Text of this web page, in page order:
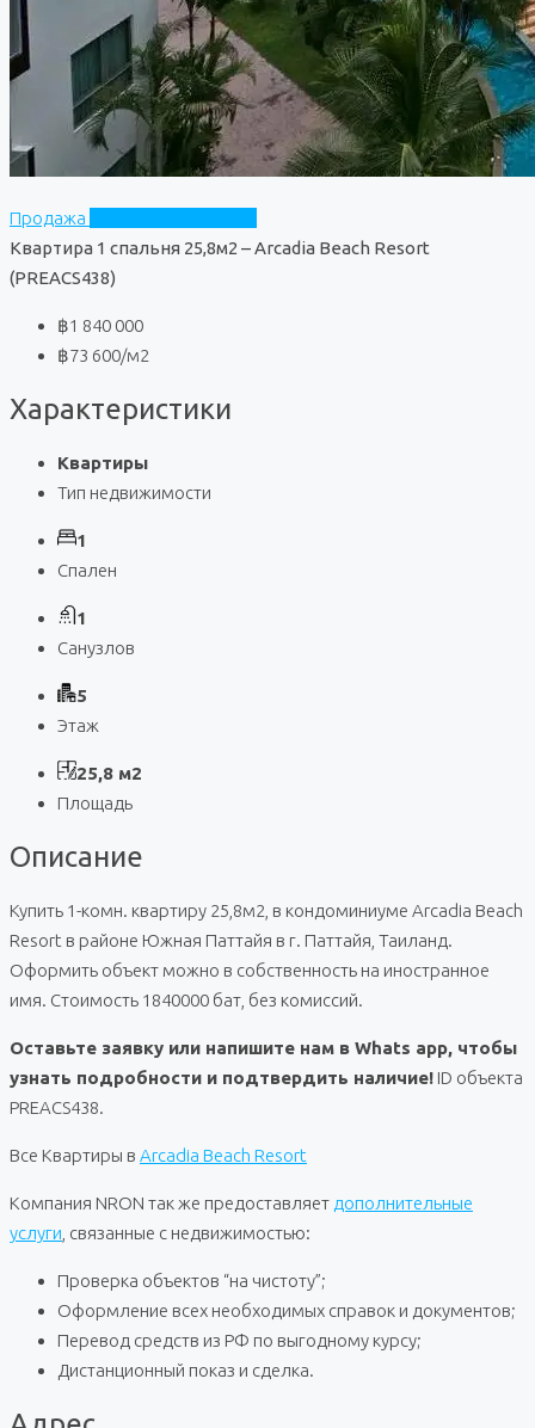
Продажа
Квартира 1 спальня 25,8м2 – Arcadia Beach Resort
(PREACS438)
฿1 840 000
฿73 600/м2
Характеристики
Квартиры
Тип недвижимости
1
Спален
1
Санузлов
5
Этаж
25,8 м2
Площадь
Описание
Купить 1-комн. квартиру 25,8м2, в кондоминиуме Arcadia Beach
Resort в районе Южная Паттайя в г. Паттайя, Таиланд.
Оформить объект можно в собственность на иностранное
имя. Стоимость 1840000 бат, без комиссий.
Оставьте заявку или напишите нам в Whats app, чтобы
узнать подробности и подтвердить наличие! ID объекта
PREACS438.
Все Квартиры в Arcadia Beach Resort
Компания NRON так же предоставляет дополнительные
услуги , связанные с недвижимостью:
Проверка объектов “на чистоту”;
Оформление всех необходимых справок и документов;
Перевод средств из РФ по выгодному курсу;
Дистанционный показ и сделка.